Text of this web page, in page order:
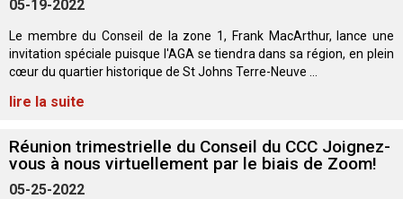
Chien d’eau espagnol
Vallhund suédois
Corgi gallois (Cardigan)
Corgi gallois (Pembroke)
Petit basset griffon vendéen
Pharaoh Hound
Rhodesian ridgeback
Lévrier persan
Épagneul cocker anglais
Épagneul springer anglais
Épagneul des champs
Épagneul français
Terrier Sealyham
Terrier Skye
Terrier wheaten à poil doux
Bull terrier du Staffordshire
Xoloitzcuintli (nain)
Terrier du Yorkshire
Leonberger
Mastiff
Mâtin napolitain
Terre-Neuve
05-19-2022
Le membre du Conseil de la zone 1, Frank MacArthur, lance une
invitation spéciale puisque l'AGA se tiendra dans sa région, en plein
cœur du quartier historique de St Johns Terre-Neuve ...
lire la suite
Réunion trimestrielle du Conseil du CCC Joignez-
vous à nous virtuellement par le biais de Zoom!
05-25-2022